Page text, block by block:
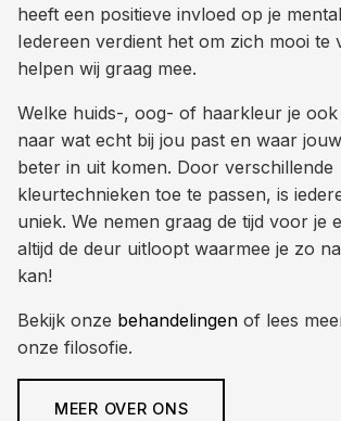
heeft een positieve invloed op je
Iedereen verdient het om zich mooi te
helpen wij graag mee.
Welke huids-, oog- of haarkleur je
naar wat echt bij jou past en waar
beter in uit komen. Door verschillende
kleurtechnieken toe te passen, is
uniek. We nemen graag de tijd voor je
altijd de deur uitloopt waarmee je zo
kan!
Bekijk onze behandelingen of lees
onze filosofie.
MEER OVER ONS